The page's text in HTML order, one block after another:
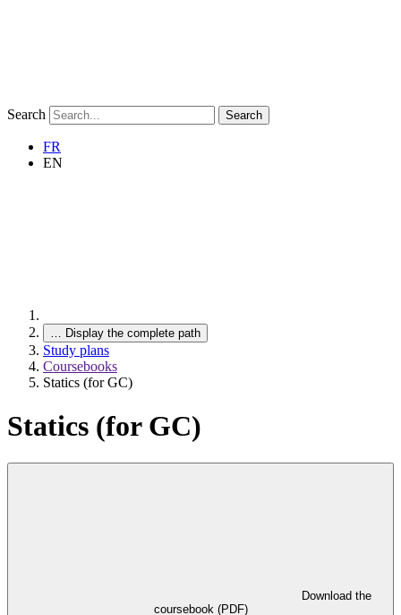
Search Search
FR
EN
… Display the complete path
Study plans
Coursebooks
Statics (for GC)
Statics (for GC)
coursebook (PDF)